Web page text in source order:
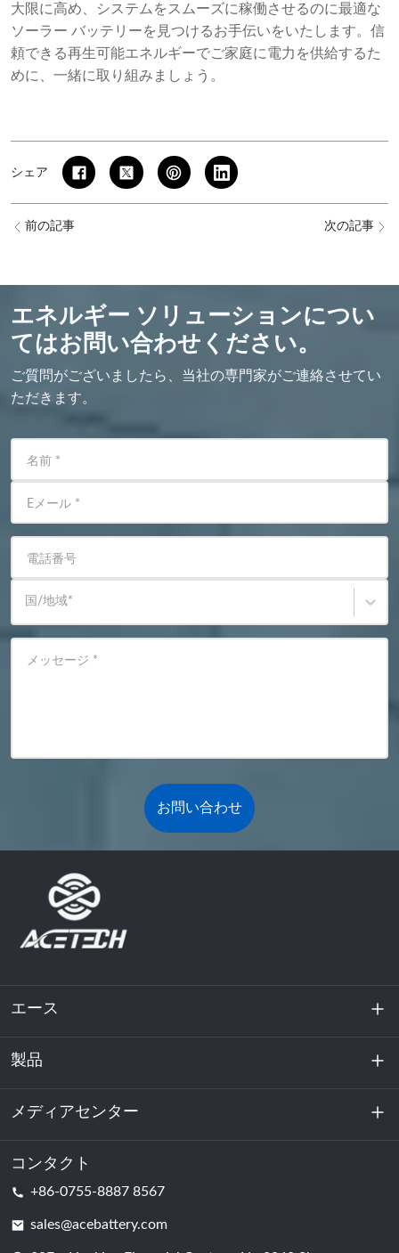
大限に高め、システムをスムーズに稼働させるのに最適な
ソーラー バッテリーを見つけるお手伝いをいたします。信
頼できる再生可能エネルギーでご家庭に電力を供給するた
めに、一緒に取り組みましょう。
シェア
前の記事 次の記事
エネルギー ソリューションについ
てはお問い合わせください。
ご質問がございましたら、当社の専門家がご連絡させてい
ただきます。
名前 *
Eメール *
電話番号
国/地域*
メッセージ *
お問い合わせ
エース
私たちに関しては
持続可能性
製品
エネルギー貯蔵
データセンターおよびサーバー室
メディアセンター
ニュース
コンタクト
+86-0755-8887 8567
sales@acebattery.com